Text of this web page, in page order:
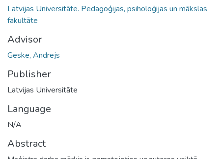
Latvijas Universitāte. Pedagoģijas, psiholoģijas un mākslas
fakultāte
Advisor
Geske, Andrejs
Publisher
Latvijas Universitāte
Language
N/A
Abstract